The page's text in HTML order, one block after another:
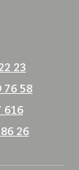
23
76 58
616
26